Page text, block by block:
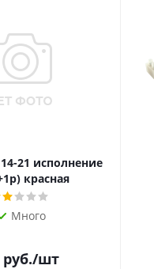
21 исполнение
красная
Много
руб./шт